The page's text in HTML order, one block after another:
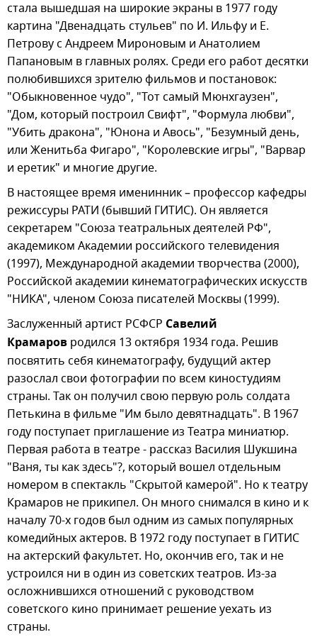
стала вышедшая на широкие экраны в 1977 году
картина "Двенадцать стульев" по И. Ильфу и Е.
Петрову с Андреем Мироновым и Анатолием
Папановым в главных ролях. Среди его работ десятки
полюбившихся зрителю фильмов и постановок:
"Обыкновенное чудо", "Тот самый Мюнхгаузен",
"Дом, который построил Свифт", "Формула любви",
"Убить дракона", "Юнона и Авось", "Безумный день,
или Женитьба Фигаро", "Королевские игры", "Варвар
и еретик" и многие другие.
В настоящее время именинник – профессор кафедры
режиссуры РАТИ (бывший ГИТИС). Он является
секретарем "Союза театральных деятелей РФ",
академиком Академии российского телевидения
(1997), Международной академии творчества (2000),
Российской академии кинематографических искусств
"НИКА", членом Союза писателей Москвы (1999).
Заслуженный артист РСФСР Савелий
Крамаров родился 13 октября 1934 года. Решив
посвятить себя кинематографу, будущий актер
разослал свои фотографии по всем киностудиям
страны. Так он получил свою первую роль солдата
Петькина в фильме "Им было девятнадцать". В 1967
году поступает приглашение из Театра миниатюр.
Первая работа в театре - рассказ Василия Шукшина
"Ваня, ты как здесь"?, который вошел отдельным
номером в спектакль "Скрытой камерой". Но к театру
Крамаров не прикипел. Он много снимался в кино и к
началу 70-х годов был одним из самых популярных
комедийных актеров. В 1972 году поступает в ГИТИС
на актерский факультет. Но, окончив его, так и не
устроился ни в один из советских театров. Из-за
осложнившихся отношений с руководством
советского кино принимает решение уехать из
страны.